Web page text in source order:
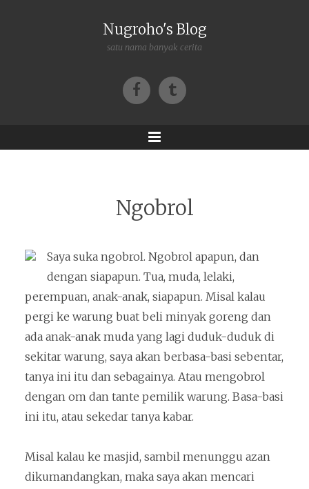
Nugroho's Blog
satu nama banyak cerita
Facebook
Menu
Ngobrol
Saya suka ngobrol. Ngobrol apapun, dan
dengan siapapun. Tua, muda, lelaki,
perempuan, anak-anak, siapapun. Misal kalau
pergi ke warung buat beli minyak goreng dan
ada anak-anak muda yang lagi duduk-duduk di
sekitar warung, saya akan berbasa-basi sebentar,
tanya ini itu dan sebagainya. Atau mengobrol
dengan om dan tante pemilik warung. Basa-basi
ini itu, atau sekedar tanya kabar.
Misal kalau ke masjid, sambil menunggu azan
dikumandangkan, maka saya akan mencari